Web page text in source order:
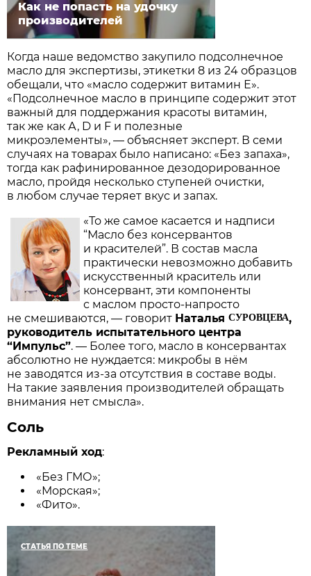
Как не попасть на удочку
производителей
Когда наше ведомство закупило подсолнечное
масло для экспертизы, этикетки 8 из 24 образцов
обещали, что «масло содержит витамин Е».
«Подсолнечное масло в прин­ципе содержит этот
важный для поддержания красоты витамин,
так же как А, D и F и полезные
микроэлементы», — объясняет эксперт. В семи
случаях на товарах было написано: «Без запаха»,
тогда как рафинированное дезодорированное
масло, пройдя несколько ступеней очистки,
в любом случае теряет вкус и запах.
«То же самое касается и надписи
“Масло без консервантов
и красителей”. В состав масла
практически невозможно добавить
искусственный краситель или
консервант, эти компоненты
с маслом просто-напросто
не смешиваются, — говорит НатальяСУРОВЦЕВА,
руководитель испытательного центра
“Импульс”. — Более того, масло в консервантах
абсолютно не нуждается: микробы в нём
не заводятся из-за отсутствия в составе воды.
На такие заявления производителей обращать
внимания нет смысла».
Соль
Рекламный ход:
«Без ГМО»;
«Морская»;
«Фито».
СТАТЬЯ ПО ТЕМЕ